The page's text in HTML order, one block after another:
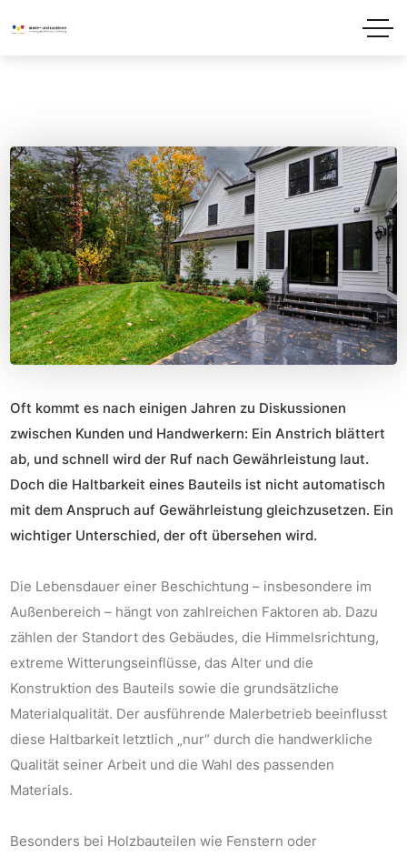
Oft kommt es nach einigen Jahren zu Diskussionen
zwischen Kunden und Handwerkern: Ein Anstrich blättert
ab, und schnell wird der Ruf nach Gewährleistung laut.
Doch die Haltbarkeit eines Bauteils ist nicht automatisch
mit dem Anspruch auf Gewährleistung gleichzusetzen. Ein
wichtiger Unterschied, der oft übersehen wird.
Die Lebensdauer einer Beschichtung – insbesondere im
Außenbereich – hängt von zahlreichen Faktoren ab. Dazu
zählen der Standort des Gebäudes, die Himmelsrichtung,
extreme Witterungseinflüsse, das Alter und die
Konstruktion des Bauteils sowie die grundsätzliche
Materialqualität. Der ausführende Malerbetrieb beeinflusst
diese Haltbarkeit letztlich „nur“ durch die handwerkliche
Qualität seiner Arbeit und die Wahl des passenden
Materials.
Besonders bei Holzbauteilen wie Fenstern oder